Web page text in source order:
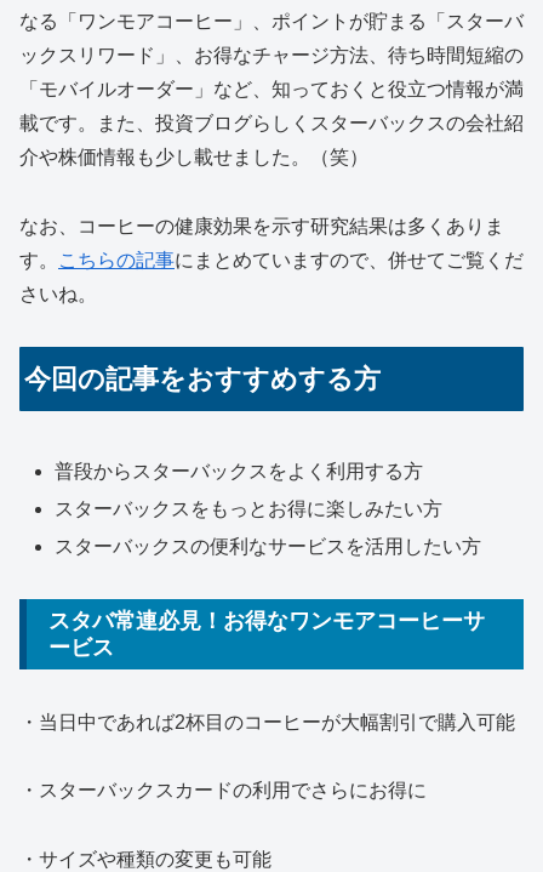
なる「ワンモアコーヒー」、ポイントが貯まる「スターバ
ックスリワード」、お得なチャージ方法、待ち時間短縮の
「モバイルオーダー」など、知っておくと役立つ情報が満
載です。また、投資ブログらしくスターバックスの会社紹
介や株価情報も少し載せました。（笑）
なお、コーヒーの健康効果を示す研究結果は多くありま
す。
こちらの記事にまとめていますので、併せてご覧くだ
さいね。
今回の記事をおすすめする方
普段からスターバックスをよく利用する方
スターバックスをもっとお得に楽しみたい方
スターバックスの便利なサービスを活用したい方
スタバ常連必見！お得なワンモアコーヒーサ
ービス
・当日中であれば2杯目のコーヒーが大幅割引で購入可能
・スターバックスカードの利用でさらにお得に
・サイズや種類の変更も可能